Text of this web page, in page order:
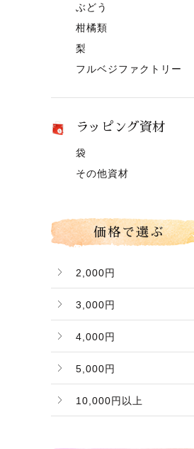
桃一覧
白鳳【7月上旬～】
おかやま夢白桃【7月中
黄金桃【9月上旬頃～】
～】
ぶどう
ぶどう一覧
シャインマスカット
柑橘類
せとか
梨
梨一覧
フルベジファクトリー
ラッピング資材
袋
その他資材
価格で選ぶ
2,000円
3,000円
4,000円
5,000円
10,000円以上